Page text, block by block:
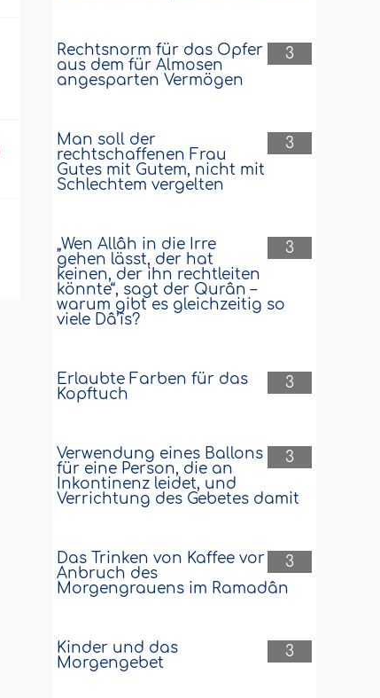
3
Rechtsnorm für das Opfer
aus dem für Almosen
angesparten Vermögen
3
Man soll der
rechtschaffenen Frau
Gutes mit Gutem, nicht mit
Schlechtem vergelten
3
„Wen Allâh in die Irre
gehen lässt, der hat
keinen, der ihn rechtleiten
könnte“, sagt der Qurân –
warum gibt es gleichzeitig so
viele Dâ’îs?
3
Erlaubte Farben für das
Kopftuch
3
Verwendung eines Ballons
für eine Person, die an
Inkontinenz leidet, und
Verrichtung des Gebetes damit
3
Das Trinken von Kaffee vor
Anbruch des
Morgengrauens im Ramadân
3
Kinder und das
Morgengebet